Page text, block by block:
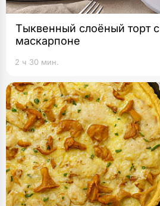
Тыквенный слоёный торт с
маскарпоне
2 ч 30 мин.